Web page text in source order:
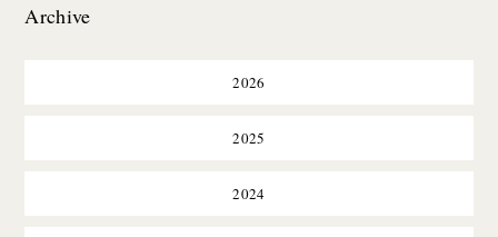
Archive
2026
2025
2024